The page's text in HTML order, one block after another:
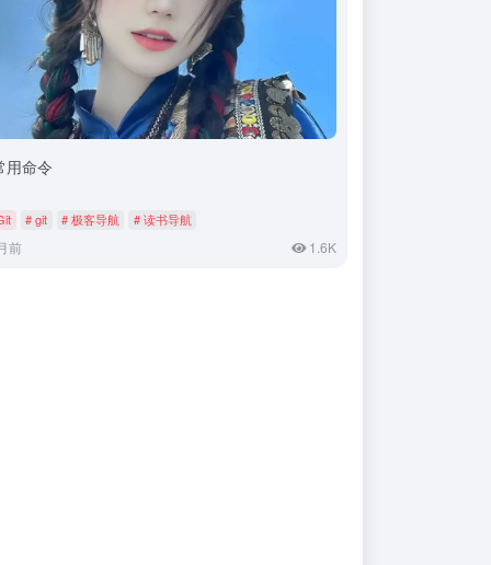
用命令
# git # 极客导航 # 读书导航
前 1.6K